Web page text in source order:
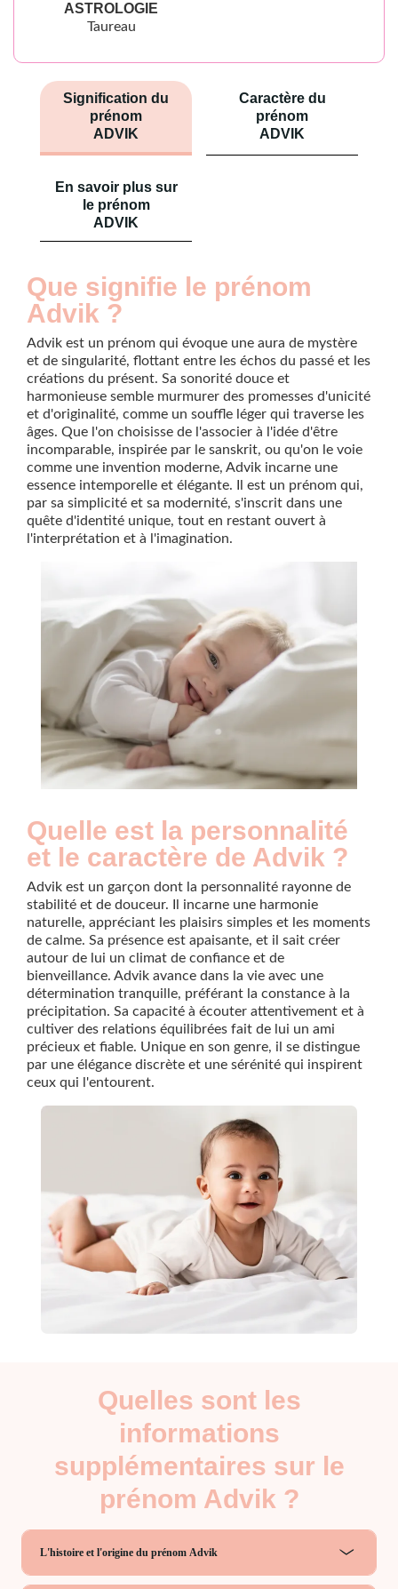
ASTROLOGIE
Taureau
Signification du
prénom
ADVIK
Caractère du
prénom
ADVIK
En savoir plus sur
le prénom
ADVIK
Que signifie le prénom
Advik ?
Advik est un prénom qui évoque une aura de mystère
et de singularité, flottant entre les échos du passé et les
créations du présent. Sa sonorité douce et
harmonieuse semble murmurer des promesses d'unicité
et d'originalité, comme un souffle léger qui traverse les
âges. Que l'on choisisse de l'associer à l'idée d'être
incomparable, inspirée par le sanskrit, ou qu'on le voie
comme une invention moderne, Advik incarne une
essence intemporelle et élégante. Il est un prénom qui,
par sa simplicité et sa modernité, s'inscrit dans une
quête d'identité unique, tout en restant ouvert à
l'interprétation et à l'imagination.
Quelle est la personnalité
et le caractère de Advik ?
Advik est un garçon dont la personnalité rayonne de
stabilité et de douceur. Il incarne une harmonie
naturelle, appréciant les plaisirs simples et les moments
de calme. Sa présence est apaisante, et il sait créer
autour de lui un climat de confiance et de
bienveillance. Advik avance dans la vie avec une
détermination tranquille, préférant la constance à la
précipitation. Sa capacité à écouter attentivement et à
cultiver des relations équilibrées fait de lui un ami
précieux et fiable. Unique en son genre, il se distingue
par une élégance discrète et une sérénité qui inspirent
ceux qui l'entourent.
Quelles sont les
informations
supplémentaires sur le
prénom Advik ?
L'histoire et l'origine du prénom Advik